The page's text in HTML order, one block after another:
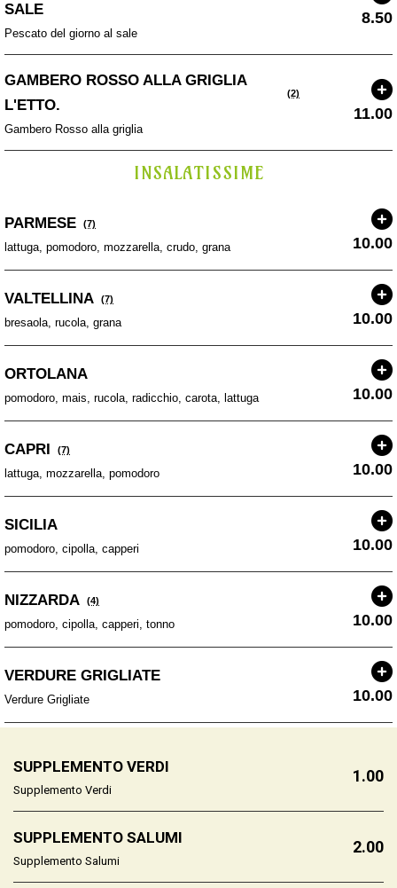
SALE
Pescato del giorno al sale
8.50
GAMBERO ROSSO ALLA GRIGLIA
L'ETTO.
(2)
Gambero Rosso alla griglia
11.00
INSALATISSIME
PARMESE (7)
lattuga, pomodoro, mozzarella, crudo, grana 10.00
VALTELLINA (7)
bresaola, rucola, grana 10.00
ORTOLANA
pomodoro, mais, rucola, radicchio, carota, lattuga 10.00
CAPRI (7)
lattuga, mozzarella, pomodoro 10.00
SICILIA
pomodoro, cipolla, capperi 10.00
NIZZARDA (4)
pomodoro, cipolla, capperi, tonno 10.00
VERDURE GRIGLIATE
Verdure Grigliate 10.00
SUPPLEMENTO VERDI
Supplemento Verdi
1.00
SUPPLEMENTO SALUMI
Supplemento Salumi
2.00